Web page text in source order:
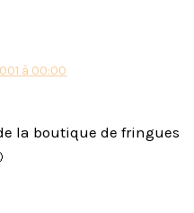
à 00:00
la boutique de fringues